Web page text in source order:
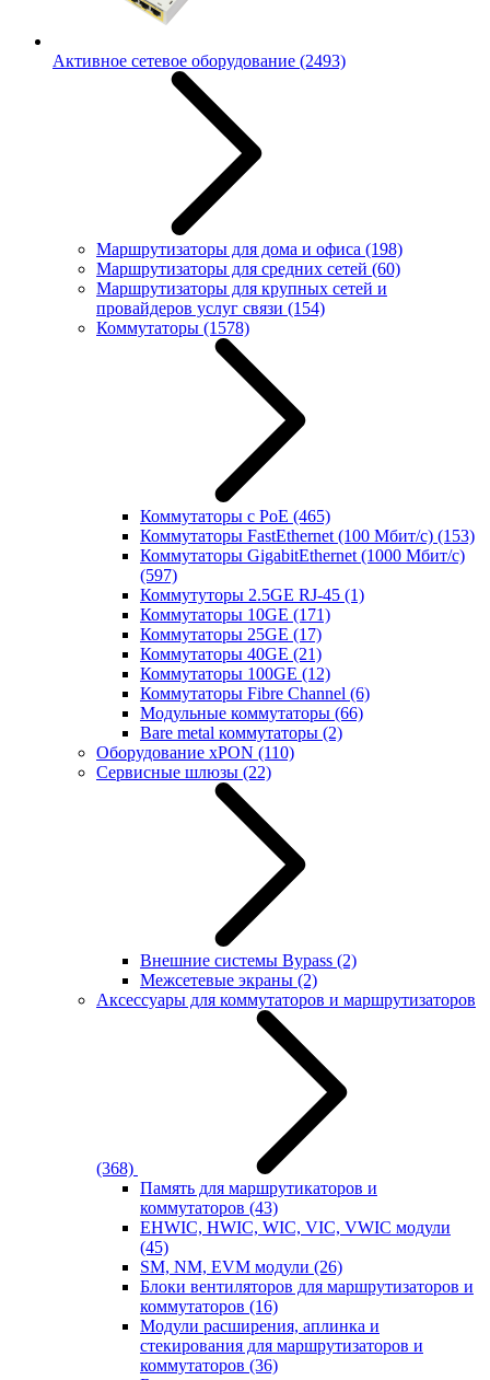
Активное сетевое оборудование (2493)
Маршрутизаторы для дома и офиса (198)
Маршрутизаторы для средних сетей (60)
Маршрутизаторы для крупных сетей и
провайдеров услуг связи (154)
Коммутаторы (1578)
Коммутаторы с PoE (465)
Коммутаторы FastEthernet (100 Мбит/с) (153)
Коммутаторы GigabitEthernet (1000 Мбит/с)
(597)
Коммутуторы 2.5GE RJ-45 (1)
Коммутаторы 10GE (171)
Коммутаторы 25GE (17)
Коммутаторы 40GE (21)
Коммутаторы 100GE (12)
Коммутаторы Fibre Channel (6)
Модульные коммутаторы (66)
Bare metal коммутаторы (2)
Оборудование xPON (110)
Сервисные шлюзы (22)
Внешние системы Bypass (2)
Межсетевые экраны (2)
Аксессуары для коммутаторов и маршрутизаторов
(368)
Память для маршрутикаторов и
коммутаторов (43)
EHWIC, HWIC, WIC, VIC, VWIC модули
(45)
SM, NM, EVM модули (26)
Блоки вентиляторов для маршрутизаторов и
коммутаторов (16)
Модули расширения, аплинка и
стекирования для маршрутизаторов и
коммутаторов (36)